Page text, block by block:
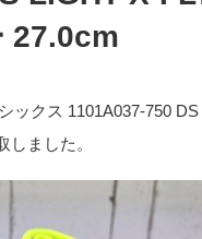
27.0cm
ックス 1101A037-750
ました。